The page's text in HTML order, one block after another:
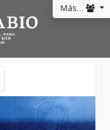
Más...